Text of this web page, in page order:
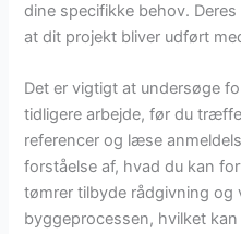
dine specifikke behov.
at dit projekt bliver udført
Det er vigtigt at undersøge
tidligere arbejde, før du
referencer og læse
forståelse af, hvad du kan
tømrer tilbyde rådgivning og
byggeprocessen, hvilket